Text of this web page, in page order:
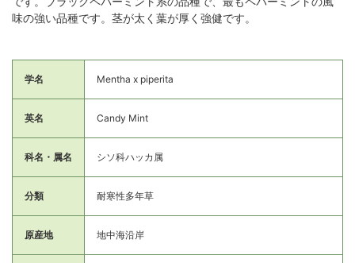
味の強い品種です。茎が太く葉が厚く強健です。
学名 Mentha x piperita
英名 Candy Mint
科名・属名 シソ科ハッカ属
分類 耐寒性多年草
原産地 地中海沿岸